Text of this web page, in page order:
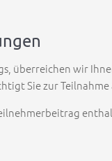
überreichen wir
Sie zur